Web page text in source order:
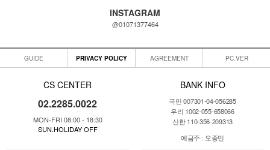
INSTAGRAM
@01071377464
GUIDE PRIVACY POLICY AGREEMENT PC.VER
CS CENTER
02.2285.0022
MON-FRI 08:00 - 18:30
SUN.HOLIDAY OFF
BANK INFO
국민 007301-04-056285
우리 1002-055-658066
신한 110-356-209313
예금주 : 오종민